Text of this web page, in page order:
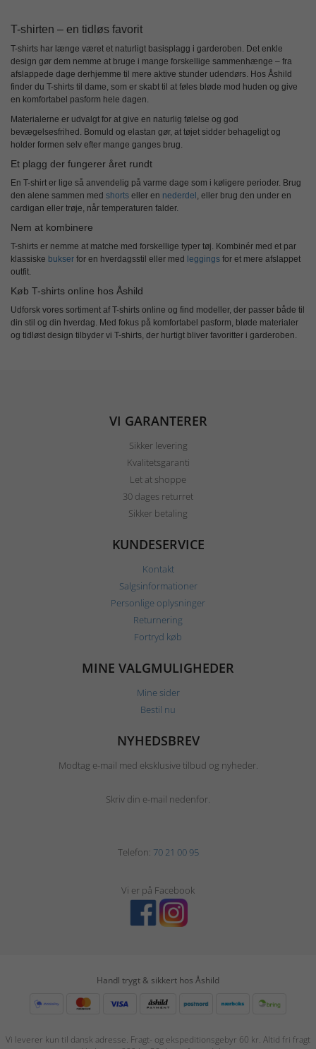
T-shirten – en tidløs favorit
T-shirts har længe været et naturligt basisplagg i garderoben. Det enkle
design gør dem nemme at bruge i mange forskellige sammenhænge – fra
afslappede dage derhjemme til mere aktive stunder udendørs. Hos Åshild
finder du T-shirts til dame, som er skabt til at føles bløde mod huden og give
en komfortabel pasform hele dagen.
Materialerne er udvalgt for at give en naturlig følelse og god
bevægelsesfrihed. Bomuld og elastan gør, at tøjet sidder behageligt og
holder formen selv efter mange ganges brug.
Et plagg der fungerer året rundt
En T-shirt er lige så anvendelig på varme dage som i køligere perioder. Brug
den alene sammen med shorts eller en nederdel , eller brug den under en
cardigan eller trøje, når temperaturen falder.
Nem at kombinere
T-shirts er nemme at matche med forskellige typer tøj. Kombinér med et par
klassiske bukser for en hverdagsstil eller med leggings for et mere afslappet
outfit.
Køb T-shirts online hos Åshild
Udforsk vores sortiment af T-shirts online og find modeller, der passer både til
din stil og din hverdag. Med fokus på komfortabel pasform, bløde materialer
og tidløst design tilbyder vi T-shirts, der hurtigt bliver favoritter i garderoben.
VI GARANTERER
Sikker levering
Kvalitetsgaranti
Let at shoppe
30 dages returret
Sikker betaling
KUNDESERVICE
Kontakt
Salgsinformationer
Personlige oplysninger
Returnering
Fortryd køb
MINE VALGMULIGHEDER
Mine sider
Bestil nu
NYHEDSBREV
Modtag e-mail med eksklusive tilbud og nyheder.
Skriv din e-mail nedenfor.
Telefon: 70 21 00 95
Vi er på Facebook
Handl trygt & sikkert hos Åshild
Vi leverer kun til dansk adresse. Fragt- og ekspeditionsgebyr 60 kr. Altid fri fragt